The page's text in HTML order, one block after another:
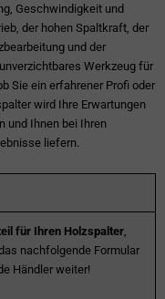
Geschwindigkeit und
der hohen Spaltkraft, der
und der
Werkzeug für
Sie ein erfahrener Profi oder
wird Ihre Erwartungen
und Ihnen bei Ihren
liefern.
für Ihren Holzspalter
nachfolgende Formular
Händler weiter!